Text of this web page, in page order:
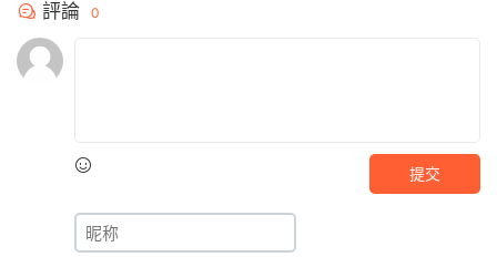
評論 0
提交